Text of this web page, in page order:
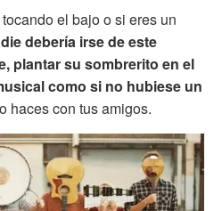
el bajo o si eres un
debería irse de este
plantar su sombrerito en el
como si no hubiese un
haces con tus amigos.